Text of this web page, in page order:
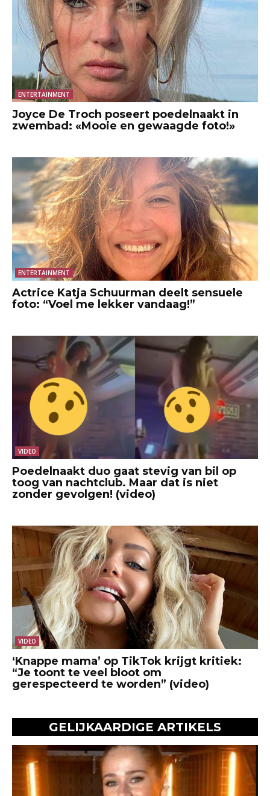
ENTERTAINMENT
Joyce De Troch poseert poedelnaakt in
zwembad: «Mooie en gewaagde foto!»
ENTERTAINMENT
Actrice Katja Schuurman deelt sensuele
foto: “Voel me lekker vandaag!”
VIDEO
Poedelnaakt duo gaat stevig van bil op
toog van nachtclub. Maar dat is niet
zonder gevolgen! (video)
VIDEO
‘Knappe mama’ op TikTok krijgt kritiek:
“Je toont te veel bloot om
gerespecteerd te worden” (video)
GELIJKAARDIGE ARTIKELS